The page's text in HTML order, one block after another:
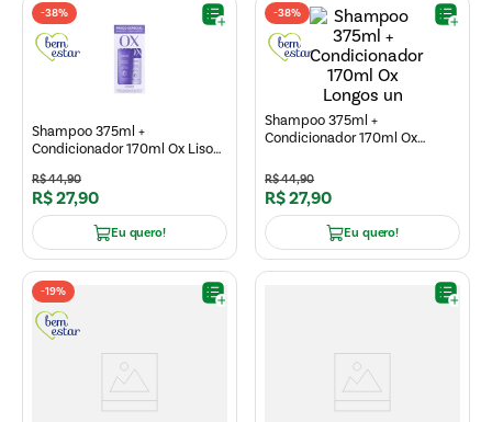
-38%
Shampoo 375ml +
Condicionador 170ml Ox Lisos
R$44,90
R$27,90
Eu quero!
-38%
Shampoo 375ml +
Condicionador 170ml Ox
R$44,90
R$27,90
Eu quero!
-19%